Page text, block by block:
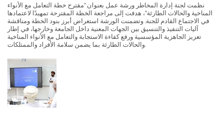
نظمت لجنة إدارة المخاطر ورشة عمل بعنوان "مقترح خطة التعامل مع الأنواء
المناخية والحالات الطارئة"، هدفت إلى مراجعة الخطة المقترحة تمهيدًا لاعتمادها
في الاجتماع القادم للجنة. وتضمنت الورشة استعراض أبرز بنود الخطة ومناقشة
آليات التنفيذ والتنسيق بين الجهات المعنية داخل الجامعة وخارجها، في إطار
تعزيز الجاهزية المؤسسية ورفع كفاءة الاستجابة والتعامل مع الأنواء المناخية
والحالات الطارئة بما يضمن سلامة الأفراد والممتلكات.